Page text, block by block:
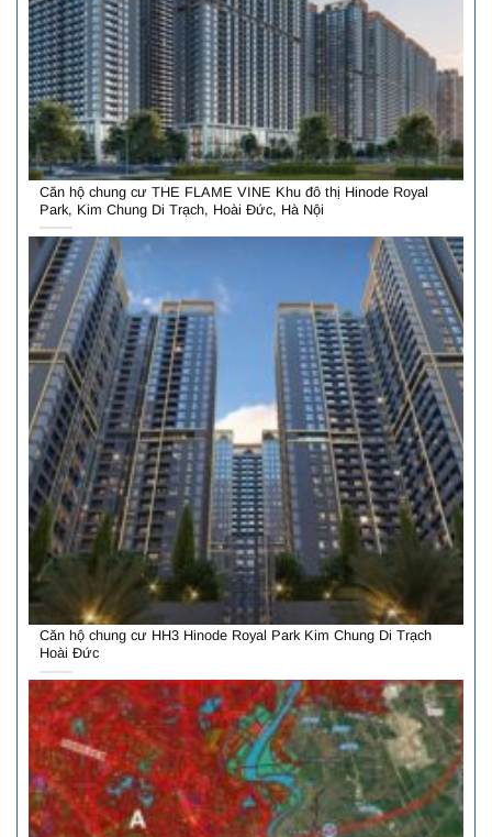
Căn hộ chung cư THE FLAME VINE Khu đô thị Hinode Royal
Park, Kim Chung Di Trạch, Hoài Đức, Hà Nội
Căn hộ chung cư HH3 Hinode Royal Park Kim Chung Di Trạch
Hoài Đức